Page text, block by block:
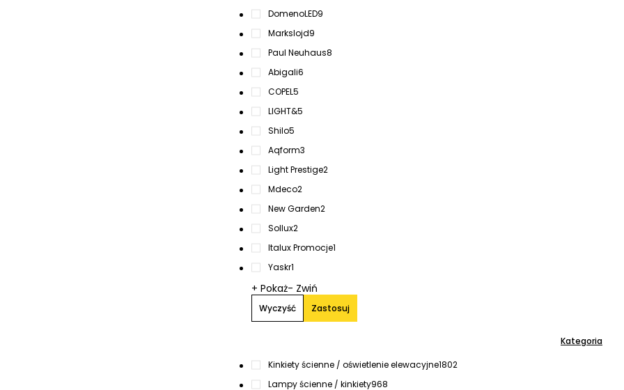
DomenoLED9
Markslojd9
Paul Neuhaus8
Abigali6
COPEL5
LIGHT&5
Shilo5
Aqform3
Light Prestige2
Mdeco2
New Garden2
Sollux2
Italux Promocje1
Yaskr1
+ Pokaż- Zwiń
Wyczyść Zastosuj
Kategoria
Kinkiety ścienne / oświetlenie elewacyjne1802
Lampy ścienne / kinkiety968